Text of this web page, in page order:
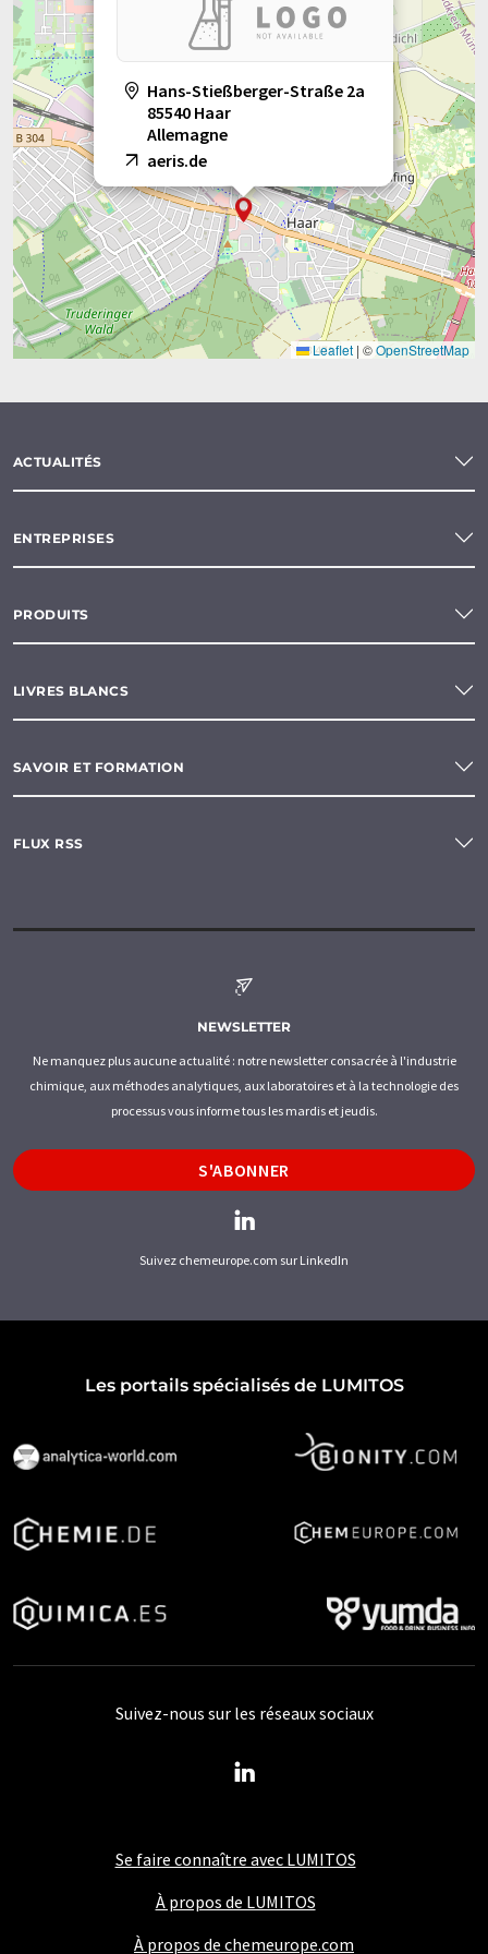
Hans-Stießberger-Straße 2a
85540 Haar
Allemagne
aeris.de
Leaflet | ©OpenStreetMap
ACTUALITÉS
ENTREPRISES
PRODUITS
LIVRES BLANCS
SAVOIR ET FORMATION
FLUX RSS
NEWSLETTER
Ne manquez plus aucune actualité : notre newsletter consacrée à l'industrie
chimique, aux méthodes analytiques, aux laboratoires et à la technologie des
processus vous informe tous les mardis et jeudis.
S'ABONNER
Suivez chemeurope.com sur LinkedIn
Les portails spécialisés de LUMITOS
Se faire connaître avec LUMITOS
À propos de LUMITOS
À propos de chemeurope.com
Suivez-nous sur les réseaux sociaux